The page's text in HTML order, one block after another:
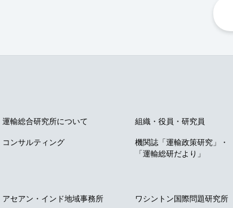
運輸総合研究所について 組織・役員・研究員
コンサルティング
機関誌「運輸政策研究」・
「運輸総研だより」
アセアン・インド地域事務所 ワシントン国際問題研究所